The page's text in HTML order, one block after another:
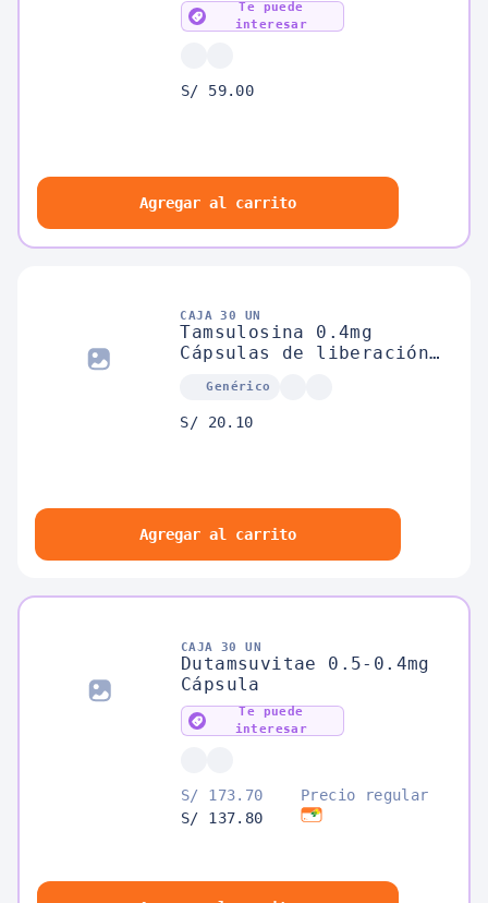
Te puede
interesar
S/ 59.00
Agregar al carrito
CAJA 30 UN
Tamsulosina 0.4mg
Cápsulas de liberación
Genérico
S/ 20.10
Agregar al carrito
CAJA 30 UN
Dutamsuvitae 0.5-0.4mg
Cápsula
Te puede
interesar
S/ 173.70
Precio regular
S/ 137.80